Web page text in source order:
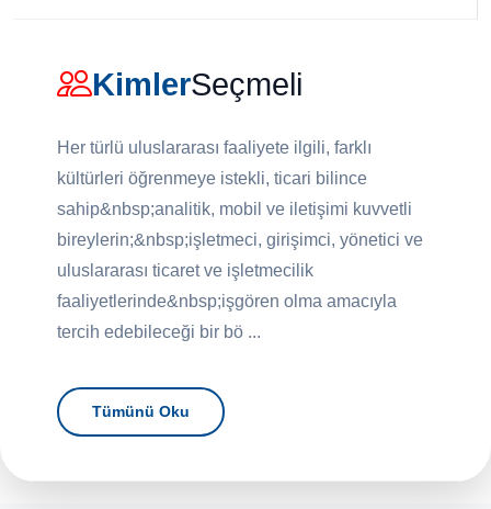
KimlerSeçmeli
Her türlü uluslararası faaliyete ilgili, farklı
kültürleri öğrenmeye istekli, ticari bilince
sahip&nbsp;analitik, mobil ve iletişimi kuvvetli
bireylerin;&nbsp;işletmeci, girişimci, yönetici ve
uluslararası ticaret ve işletmecilik
faaliyetlerinde&nbsp;işgören olma amacıyla
tercih edebileceği bir bö ...
Tümünü Oku